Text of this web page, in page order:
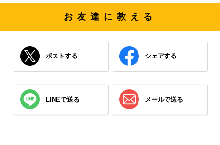
お友達に教える
ポストする シェアする
LINEで送る メールで送る